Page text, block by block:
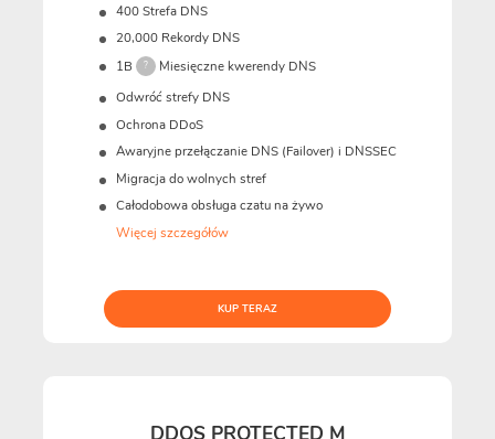
400 Strefa DNS
20,000 Rekordy DNS
1B
?
Miesięczne kwerendy DNS
Odwróć strefy DNS
Ochrona DDoS
Awaryjne przełączanie DNS (Failover) i DNSSEC
Migracja do wolnych stref
Całodobowa obsługa czatu na żywo
Więcej szczegółów
KUP TERAZ